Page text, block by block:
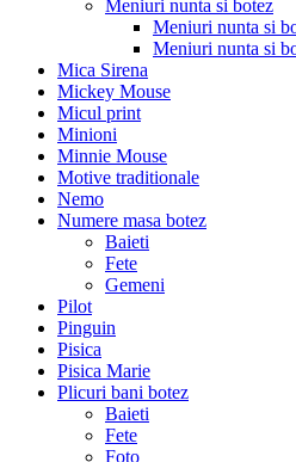
Meniuri nunta si botez
Meniuri nunta si
Meniuri nunta si
Mica Sirena
Mickey Mouse
Micul print
Minioni
Minnie Mouse
Motive traditionale
Nemo
Numere masa botez
Baieti
Fete
Gemeni
Pilot
Pinguin
Pisica
Pisica Marie
Plicuri bani botez
Baieti
Fete
Foto